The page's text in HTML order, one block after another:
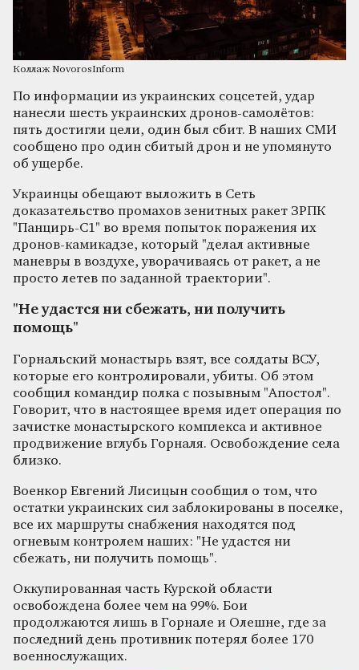
Коллаж NovorosInform
По информации из украинских соцсетей, удар
нанесли шесть украинских дронов-самолётов:
пять достигли цели, один был сбит. В наших СМИ
сообщено про один сбитый дрон и не упомянуто
об ущербе.
Украинцы обещают выложить в Сеть
доказательство промахов зенитных ракет ЗРПК
"Панцирь-С1" во время попыток поражения их
дронов-камикадзе, который "делал активные
маневры в воздухе, уворачиваясь от ракет, а не
просто летев по заданной траектории".
"Не удастся ни сбежать, ни получить
помощь"
Горнальский монастырь взят, все солдаты ВСУ,
которые его контролировали, убиты. Об этом
сообщил командир полка с позывным "Апостол".
Говорит, что в настоящее время идет операция по
зачистке монастырского комплекса и активное
продвижение вглубь Горналя. Освобождение села
близко.
Военкор Евгений Лисицын сообщил о том, что
остатки украинских сил заблокированы в поселке,
все их маршруты снабжения находятся под
огневым контролем наших: "Не удастся ни
сбежать, ни получить помощь".
Оккупированная часть Курской области
освобождена более чем на 99%. Бои
продолжаются лишь в Горнале и Олешне, где за
последний день противник потерял более 170
военнослужащих.